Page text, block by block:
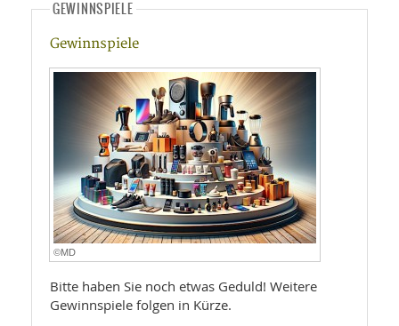
GEWINNSPIELE
Gewinnspiele
©MD
Bitte haben Sie noch etwas Geduld! Weitere
Gewinnspiele folgen in Kürze.